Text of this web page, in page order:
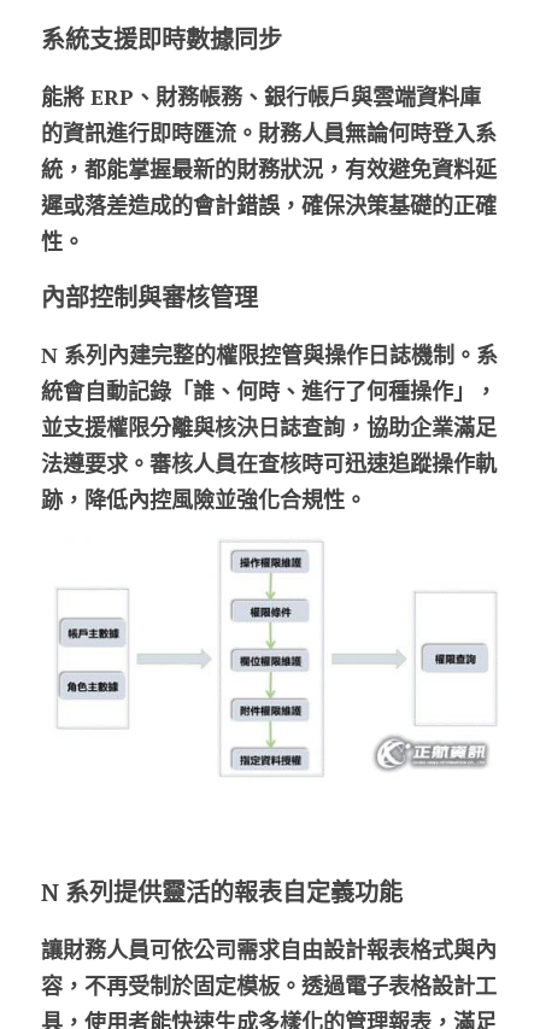
系統支援即時數據同步
能將 ERP、財務帳務、銀行帳戶與雲端資料庫
的資訊進行即時匯流。財務人員無論何時登入系
統，都能掌握最新的財務狀況，有效避免資料延
遲或落差造成的會計錯誤，確保決策基礎的正確
性。
內部控制與審核管理
N 系列內建完整的權限控管與操作日誌機制。系
統會自動記錄「誰、何時、進行了何種操作」，
並支援權限分離與核決日誌查詢，協助企業滿足
法遵要求。審核人員在查核時可迅速追蹤操作軌
跡，降低內控風險並強化合規性。
N 系列提供靈活的報表自定義功能
讓財務人員可依公司需求自由設計報表格式與內
容，不再受制於固定模板。透過電子表格設計工
具，使用者能快速生成多樣化的管理報表，滿足